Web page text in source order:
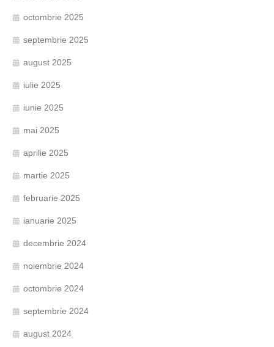
octombrie 2025
septembrie 2025
august 2025
iulie 2025
iunie 2025
mai 2025
aprilie 2025
martie 2025
februarie 2025
ianuarie 2025
decembrie 2024
noiembrie 2024
octombrie 2024
septembrie 2024
august 2024